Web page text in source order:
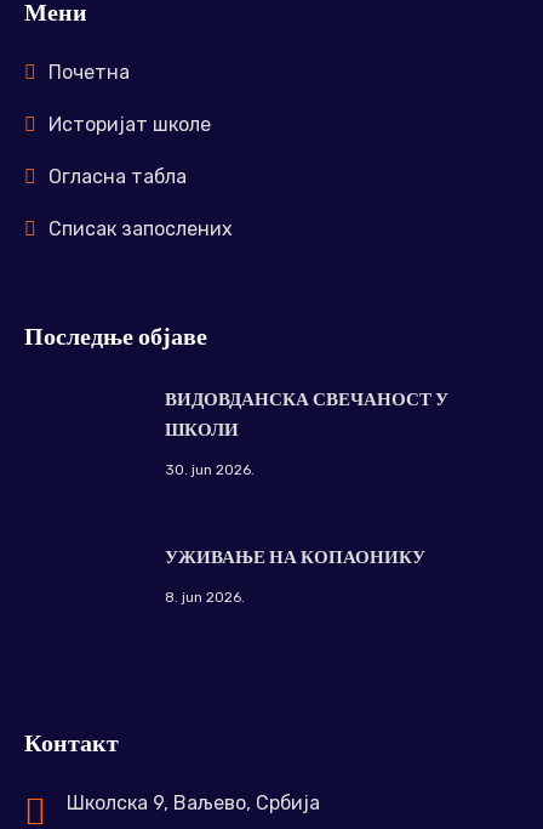
Мени
Почетна
Историјат школе
Огласна табла
Списак запослених
Последње објаве
ВИДОВДАНСКА СВЕЧАНОСТ У
ШКОЛИ
30. jun 2026.
УЖИВАЊЕ НА КОПАОНИКУ
8. jun 2026.
Контакт
Школска 9, Ваљево, Србија